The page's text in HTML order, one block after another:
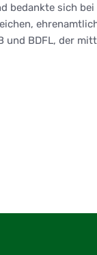
bedankte sich
und BDFL, der